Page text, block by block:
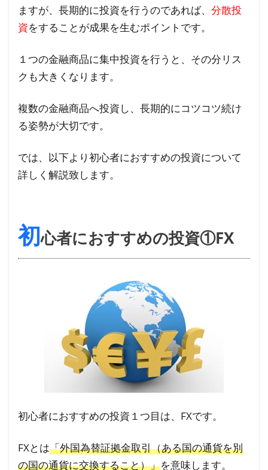
3.1
仮想
（暗
号資
のメ
リッ
デメ
リッ
ト
の投資
メリッ
ト・デメ
リット
心
に
ますが、長期的に投資を行うのであれば、 分散投
資をすることが成果を生むポイントです。
１つの金融商品に集中投資を行うと、その分リス
クも大きくなります。
複数の金融商品へ投資し、長期的にコツコツ続け
る姿勢が大切です。
では、以下より初心者におすすめの投資について
詳しく解説致します。
初心者におすすめの投資①FX
初心者におすすめの投資１つ目は、FXです。
FXとは「外国為替証拠金取引（ある国の通貨を別
の国の通貨に交換すること）」を意味します。